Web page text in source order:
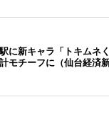
に新キャラ「トキムネ
モチーフに（仙台経済新